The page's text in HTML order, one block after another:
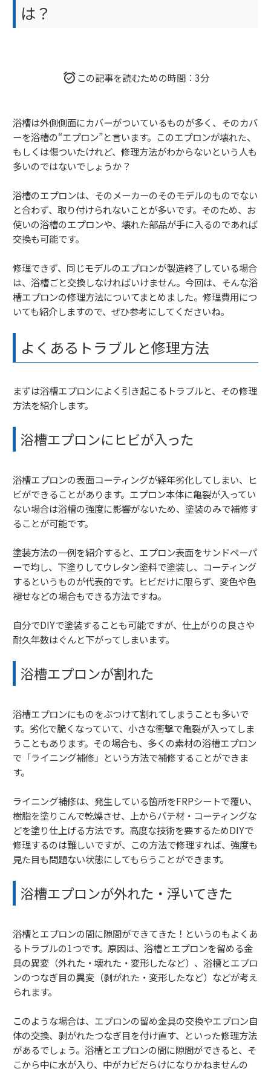
は？
この記事を読むための時間：3分
浴槽は外側側面にカバーがついているものが多く、そのカバ
ーを浴槽の“エプロン”と言います。このエプロンが壊れた、
もしくは傷ついたけれど、修理方法がわからないという人も
多いのではないでしょうか？
浴槽のエプロンは、そのメーカーのそのモデルのものでない
と合わず、取り付けられないことが多いです。そのため、お
使いの浴槽のエプロンや、壊れた部品が手に入るのであれば
交換も可能です。
修理できず、同じモデルのエプロンが製造終了している場合
は、浴槽ごと交換しなければいけません。今回は、そんな浴
槽エプロンの修理方法についてまとめました。修理費用につ
いても紹介しますので、ぜひ参考にしてくださいね。
よくあるトラブルと修理方法
まずは浴槽エプロンによく引き起こるトラブルと、その修理
方法を紹介します。
浴槽エプロンにヒビが入った
浴槽エプロンの表面コーティングが経年劣化してしまい、ヒ
ビができることがあります。エプロン本体に亀裂が入ってい
ない場合は浴槽の強度に影響がないため、塗装のみで補修す
ることが可能です。
塗装方法の一例を紹介すると、エプロン表面をサンドペーパ
ーで均し、下塗りしてウレタン塗料で塗装し、コーティング
するというものが代表的です。ヒビだけに限らず、変色や色
褪せなどの場合もできる方法ですね。
自分でDIYで塗装することも可能ですが、仕上がりの良さや
耐久年数はぐんと下がってしまいます。
浴槽エプロンが割れた
浴槽エプロンにものをぶつけて割れてしまうことも多いで
す。劣化で脆くなっていて、小さな衝撃で亀裂が入ってしま
うこともあります。その場合も、多くの素材の浴槽エプロン
で「ライニング補修」という方法で補修することができま
す。
ライニング補修は、発生している箇所をFRPシートで覆い、
樹脂を塗りこんで乾燥させ、上からパテ材・コーティングな
どを塗り仕上げる方法です。高度な技術を要するためDIYで
修理するのは難しいですが、この方法で修理すれば、強度も
見た目も問題ない状態にしてもらうことができます。
浴槽エプロンが外れた・浮いてきた
浴槽とエプロンの間に隙間ができてきた！というのもよくあ
るトラブルの1つです。原因は、浴槽とエプロンを留める金
具の異変（外れた・壊れた・変形したなど）、浴槽とエプロ
ンのつなぎ目の異変（剥がれた・変形したなど）などが考え
られます。
このような場合は、エプロンの留め金具の交換やエプロン自
体の交換、剥がれたつなぎ目を付け直す、といった修理方法
があるでしょう。浴槽とエプロンの間に隙間ができると、そ
こから中に水が入り、中がカビだらけになりかねませんの